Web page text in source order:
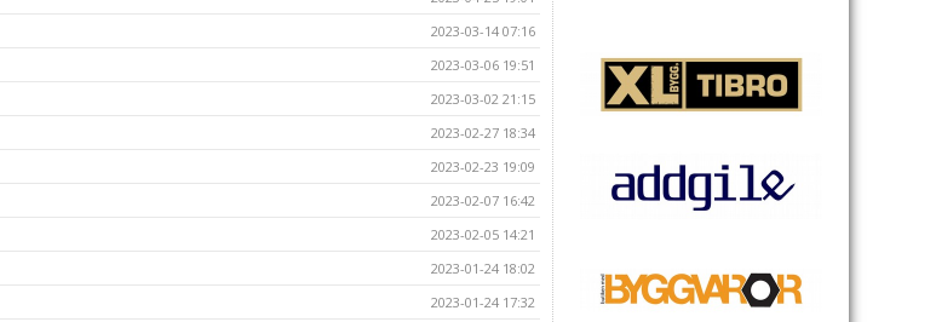
2023-03-14 07:16
2023-03-06 19:51
2023-03-02 21:15
2023-02-27 18:34
2023-02-23 19:09
2023-02-07 16:42
2023-02-05 14:21
2023-01-24 18:02
2023-01-24 17:32